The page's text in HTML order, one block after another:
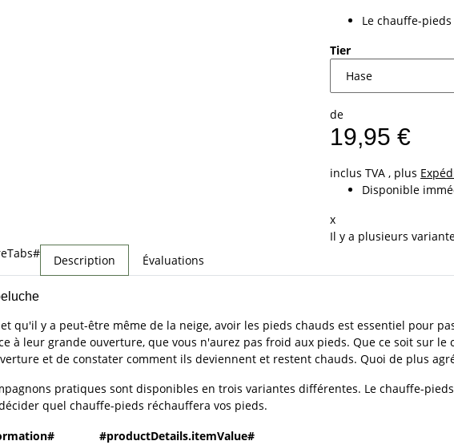
Le chauffe-
Tier
de
19,95 €
inclus TVA , plus
Disponible
x
Il y a plusieurs
Description Évaluations
qu'il y a peut-être même de la neige, avoir les pieds chauds est essentiel pour
à leur grande ouverture, que vous n'aurez pas froid aux pieds. Que ce soit sur
et de constater comment ils deviennent et restent chauds. Quoi de plus
pratiques sont disponibles en trois variantes différentes. Le chauffe-
quel chauffe-pieds réchauffera vos pieds.
#productDetails.itemValue#